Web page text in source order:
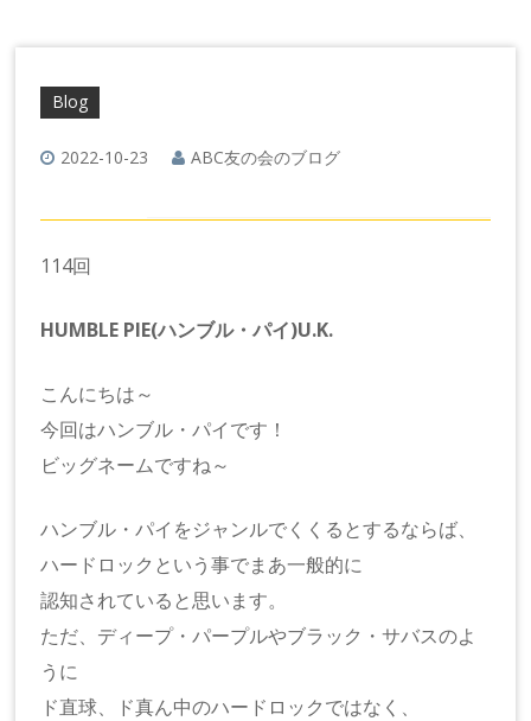
Blog
2022-10-23 ABC友の会のブログ
114回
HUMBLE PIE(ハンブル・パイ)U.K.
こんにちは～
今回はハンブル・パイです！
ビッグネームですね～
ハンブル・パイをジャンルでくくるとするならば、
ハードロックという事でまあ一般的に
認知されていると思います。
ただ、ディープ・パープルやブラック・サバスのよ
うに
ド直球、ド真ん中のハードロックではなく、